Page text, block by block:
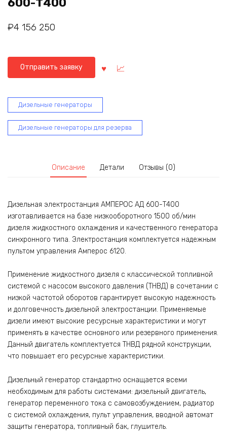
600-Т400
₽4 156 250
Отправить заявку
Дизельные генераторы
Дизельные генераторы для резерва
Описание Детали Отзывы (0)
Дизельная электростанция АМПЕРОС АД 600-Т400
изготавливается на базе низкооборотного 1500 об/мин
дизеля жидкостного охлаждения и качественного генератора
синхронного типа. Электростанция комплектуется надежным
пультом управления Амперос 6120.
Применение жидкостного дизеля с классической топливной
системой c насосом высокого давления (ТНВД) в сочетании с
низкой частотой оборотов гарантирует высокую надежность
и долговечность дизельной электростанции. Применяемые
дизели имеют высокие ресурсные характеристики и могут
применять в качестве основного или резервного применения.
Данный двигатель комплектуется ТНВД рядной конструкции,
что повышает его ресурсные характеристики.
Дизельный генератор стандартно оснащается всеми
необходимым для работы системами: дизельный двигатель,
генератор переменного тока с самовозбуждением, радиатор
с системой охлаждения, пульт управления, вводной автомат
защиты генератора, топливный бак, глушитель.